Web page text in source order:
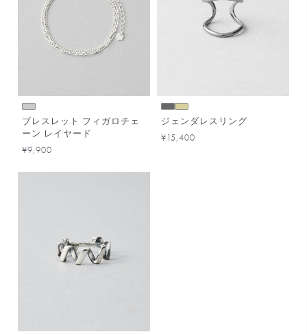
ブレスレット フィガロチェ
ーン レイヤード
¥9,900
ジェンダレスリング
¥15,400